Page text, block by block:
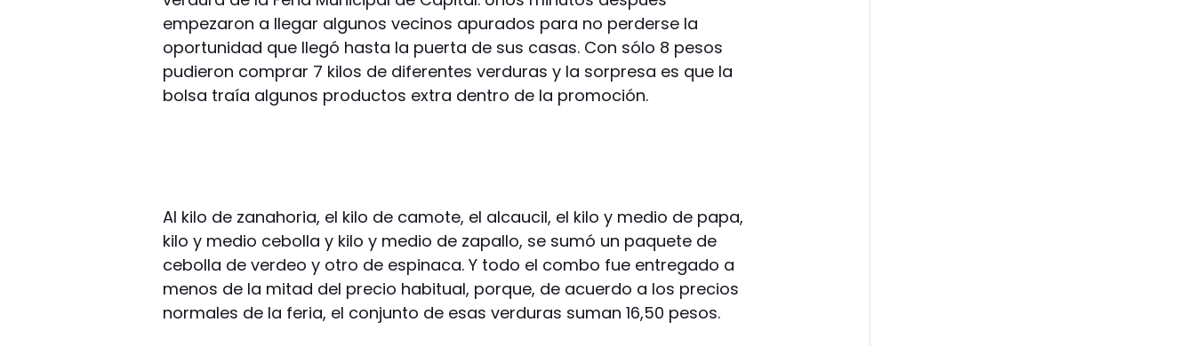
empezaron a llegar algunos vecinos apurados para no perderse la
oportunidad que llegó hasta la puerta de sus casas. Con sólo 8 pesos
pudieron comprar 7 kilos de diferentes verduras y la sorpresa es que la
bolsa traía algunos productos extra dentro de la promoción.
Al kilo de zanahoria, el kilo de camote, el alcaucil, el kilo y medio de papa,
kilo y medio cebolla y kilo y medio de zapallo, se sumó un paquete de
cebolla de verdeo y otro de espinaca. Y todo el combo fue entregado a
menos de la mitad del precio habitual, porque, de acuerdo a los precios
normales de la feria, el conjunto de esas verduras suman 16,50 pesos.